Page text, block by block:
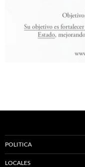
POLITICA
LOCALES